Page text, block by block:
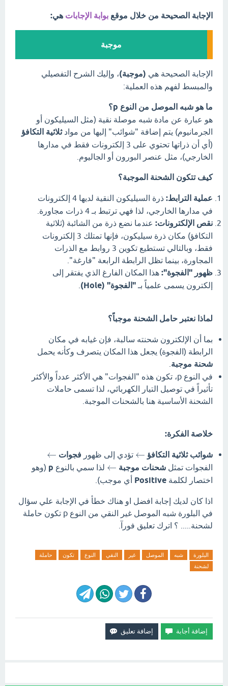
الإجابة الصحيحة من خلال موقع بوابة الإجابات هي:
موجبة
الإجابة الصحيحة هي (موجبة)، وإليك الشرح التفصيلي
والمبسط لفهم هذه العملية:
ما هو شبه الموصل من النوع p؟
هو عبارة عن مادة شبه موصلة نقية (مثل السيليكون أو
الجرمانيوم) يتم إضافة "شوائب" إليها من موادثلاثية التكافؤ
(أي أن ذراتها تحتوي على 3 إلكترونات فقط في مدارها
الخارجي)، مثل عنصر البورون أو الجاليوم.
كيف تتكون الشحنة الموجبة؟
عملية الترابط:
ذرة السيليكون النقية لديها 4 إلكترونات
في مدارها الخارجي، لذا فهي ترتبط بـ 4 ذرات مجاورة.
نقص الإلكترونات: عندما نضع ذرة من الشائبة (ثلاثية
التكافؤ) مكان ذرة سيليكون، فإنها تمتلك 3 إلكترونات
فقط، وبالتالي تستطيع تكوين 3 روابط مع الذرات
المجاورة، بينما تظل الرابطة الرابعة "فارغة".
ظهور "الفجوة": هذا المكان الفارغ الذي يفتقر إلى
إلكترون يسمى علمياً بـ "الفجوة" (Hole)
لماذا نعتبر حامل الشحنة موجباً؟
بما أن الإلكترون شحنته سالبة، فإن غيابه في مكان
الرابطة (الفجوة) يجعل هذا المكان يتصرف وكأنه يحمل
شحنة موجبة
في النوع p، تكون هذه "الفجوات" هي الأكثر عدداً والأكثر
تأثيراً في توصيل التيار الكهربائي، لذا تسمى حاملات
الشحنة الأساسية هنا بالشحنات الموجبة.
خلاصة الفكرة:
شوائب ثلاثية التكافؤ تؤدي إلى ظهورفجوات
الفجوات تمثل شحنات موجبة
← لذا سمي بالنوع p (وهو
اختصار لكلمة Positive أي موجب).
اذا كان لديك إجابة افضل او هناك خطأ في الإجابة علي سؤال
في البلورة شبه الموصل غير النقي من النوع p تكون حاملة
لشحنة..... ؟ اترك تعليق فورآ.
البلورة شبه الموصل غير النقي النوع تكون
حاملة
لشحنة